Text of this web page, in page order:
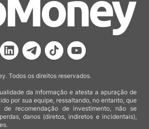
Todos os direitos reservados.
da informação e atesta a apuração de
por sua equipe, ressaltando, no entanto, que
recomendação de investimento, não se
danos (diretos, indiretos e incidentais),